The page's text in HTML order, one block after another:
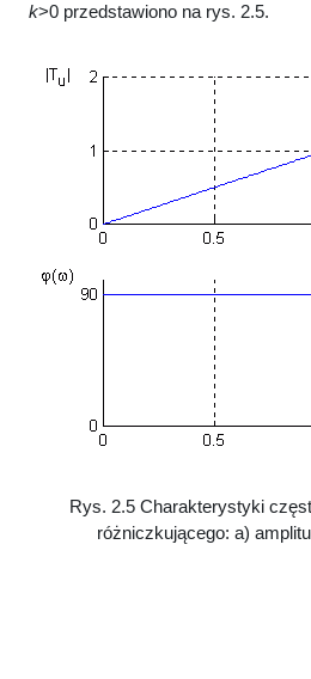
k>0 przedstawiono na rys. 2.5.
Rys. 2.5 Charakterystyki
różniczkującego: a)